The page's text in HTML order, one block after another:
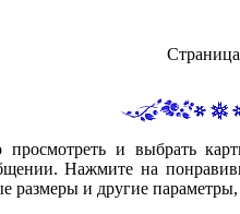
просмотреть и выбрать
Нажмите на
размеры и другие